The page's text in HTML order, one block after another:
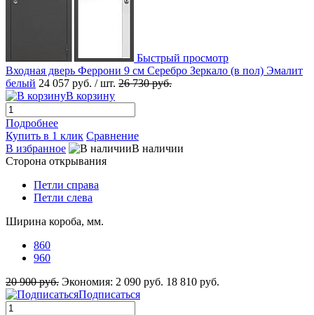
Быстрый просмотр
Входная дверь Феррони 9 см Серебро Зеркало (в пол) Эмалит
белый 24 057 руб. / шт. 26 730 руб.
В корзину
Подробнее
Купить в 1 клик Сравнение
В избранное
В наличии
Сторона открывания
Петли справа
Петли слева
Ширина короба, мм.
860
960
20 900 руб. Экономия: 2 090 руб. 18 810 руб.
Подписаться